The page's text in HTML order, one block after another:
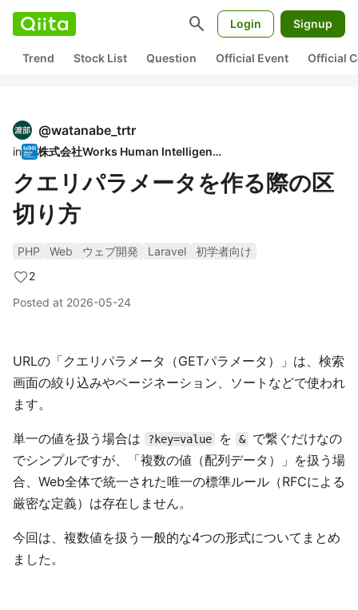
search Login Signup
Trend Stock List Question Official Event Official
@watanabe_trtr
in 株式会社Works Human Intelligence
クエリパラメータを作る際の区
切り方
PHP Web ウェブ開発 Laravel
初学者向け
2
Posted at 2026-05-24
URLの「クエリパラメータ（GETパラメータ）」は、検索
画面の絞り込みやページネーション、ソートなどで使われ
ます。
単一の値を扱う場合は ?key=value を &
で繋ぐだけなの
でシンプルですが、「複数の値（配列データ）」を扱う場
合、Web全体で統一された唯一の標準ルール（RFCによる
厳密な定義）は存在しません。
今回は、複数値を扱う一般的な4つの形式についてまとめ
ました。